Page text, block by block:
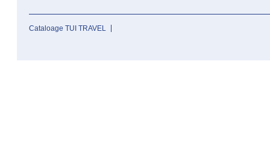
Cataloage TUI TRAVEL